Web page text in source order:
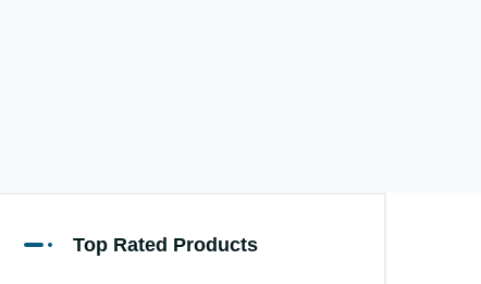
Top Rated Products